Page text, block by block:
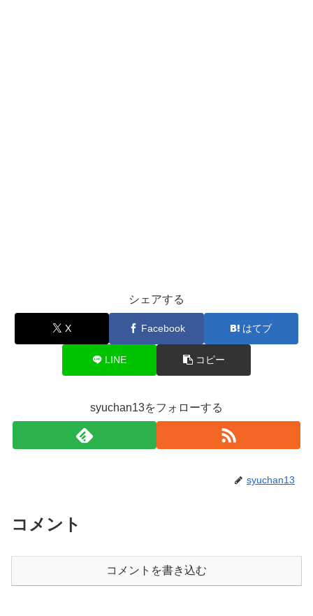
シェアする
X Facebook はてブ
LINE コピー
syuchan13をフォローする
syuchan13
コメント
コメントを書き込む